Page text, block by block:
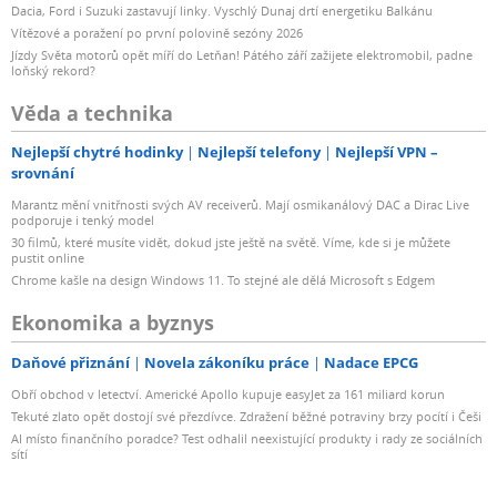
Dacia, Ford i Suzuki zastavují linky. Vyschlý Dunaj drtí energetiku Balkánu
Vítězové a poražení po první polovině sezóny 2026
Jízdy Světa motorů opět míří do Letňan! Pátého září zažijete elektromobil, padne
loňský rekord?
Věda a technika
Nejlepší chytré hodinky Nejlepší telefony
Nejlepší VPN –
srovnání
Marantz mění vnitřnosti svých AV receiverů. Mají osmikanálový DAC a Dirac Live
podporuje i tenký model
30 filmů, které musíte vidět, dokud jste ještě na světě. Víme, kde si je můžete
pustit online
Chrome kašle na design Windows 11. To stejné ale dělá Microsoft s Edgem
Ekonomika a byznys
Daňové přiznání Novela zákoníku práce Nadace EPCG
Obří obchod v letectví. Americké Apollo kupuje easyJet za 161 miliard korun
Tekuté zlato opět dostojí své přezdívce. Zdražení běžné potraviny brzy pocítí i Češi
AI místo finančního poradce? Test odhalil neexistující produkty i rady ze sociálních
sítí